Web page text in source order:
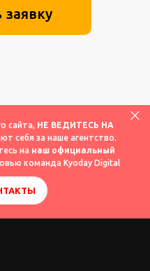
заявку
сайта, НЕ ВЕДИТЕСЬ НА
себя за наше агентство.
на наш официальный
команда Kyoday Digital